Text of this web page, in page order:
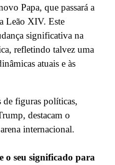
Papa, que passará a
Leão XIV. Este
significativa na
refletindo talvez uma
atuais e às
de figuras políticas,
destacam o
internacional.
o seu significado para